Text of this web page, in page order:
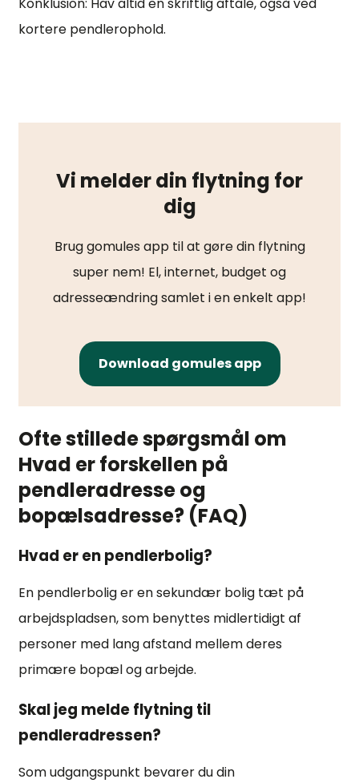
Konklusion: Hav altid en skriftlig aftale, også ved
kortere pendlerophold.
Vi melder din flytning for
dig
Brug gomules app til at gøre din flytning
super nem! El, internet, budget og
adresseændring samlet i en enkelt app!
Download gomules app
Ofte stillede spørgsmål om
Hvad er forskellen på
pendleradresse og
bopælsadresse? (FAQ)
Hvad er en pendlerbolig?
En pendlerbolig er en sekundær bolig tæt på
arbejdspladsen, som benyttes midlertidigt af
personer med lang afstand mellem deres
primære bopæl og arbejde.
Skal jeg melde flytning til
pendleradressen?
Som udgangspunkt bevarer du din